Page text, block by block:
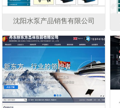
沈阳水泵产品销售有限公司